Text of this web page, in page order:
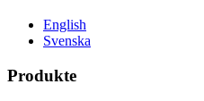
English
Svenska
Produkte